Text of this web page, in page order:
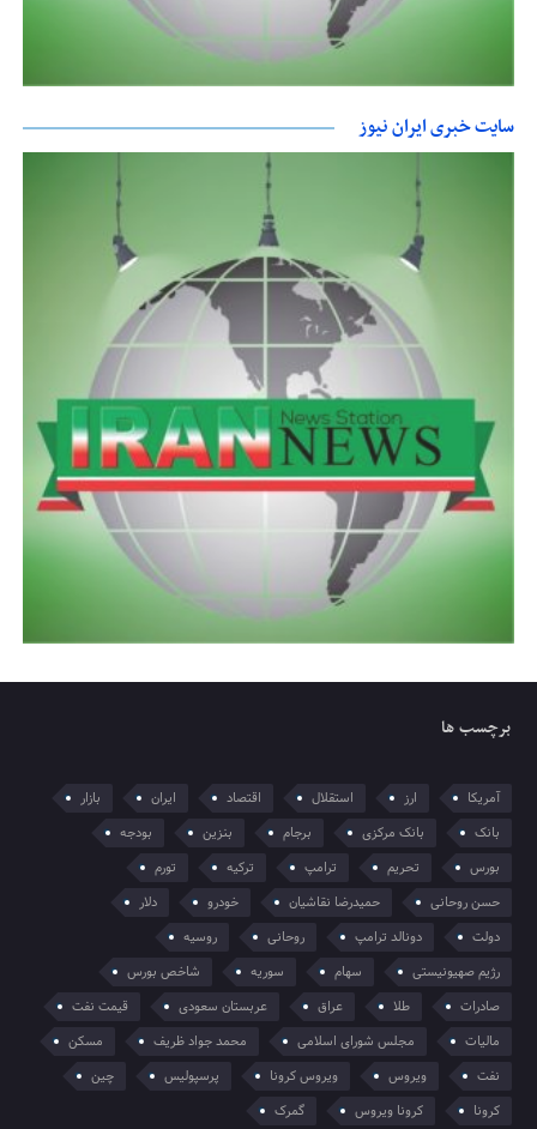
سایت خبری ایران نیوز
برچسب ها
آمریکا ارز استقلال اقتصاد ایران
بازار
بانک
بانک مرکزی برجام بنزین
بودجه
بورس
تحریم ترامپ ترکیه
تورم
حسن روحانی
حمیدرضا نقاشیان خودرو
دلار
دولت
دونالد ترامپ روحانی
روسیه
رژیم صهیونیستی
سهام سوریه
شاخص بورس
صادرات
طلا عراق عربستان سعودی
قیمت نفت
مالیات
مجلس شورای اسلامی محمد جواد ظریف
مسکن
نفت
ویروس ویروس کرونا پرسپولیس
چین
کرونا
کرونا ویروس گمرک